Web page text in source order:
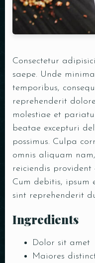
SALDOCHECK
Consectetur
saepe. Unde
temporibus,
reprehenderit
molestiae et
beatae excepturi
possimus. Culpa
omnis aliquam
reiciendis provident
Cum debitis, ipsum
sint reprehenderit
Ingredients
Dolor sit amet
Maiores